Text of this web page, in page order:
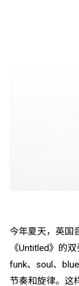
今年夏天，英国
《Untitled》的
funk、soul、
节奏和旋律。这